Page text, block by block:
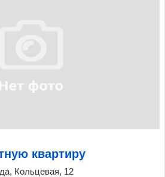
квартиру
Кольцевая, 12